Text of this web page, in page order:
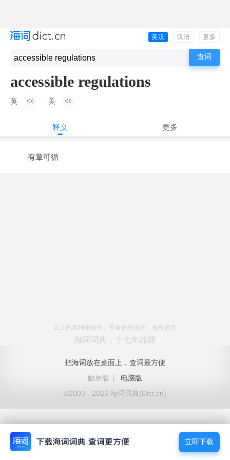
英汉 汉语 更多
accessible regulations
英 美
释义 更多
有章可循
以上内容独家创作，受著作权保护，侵权必究
海词词典，十七年品牌
把海词放在桌面上，查词最方便
触屏版
|
电脑版
©2003 - 2026 海词词典(Dict.cn)
立即下载
立即下载